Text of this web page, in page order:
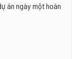
án ngày một hoàn